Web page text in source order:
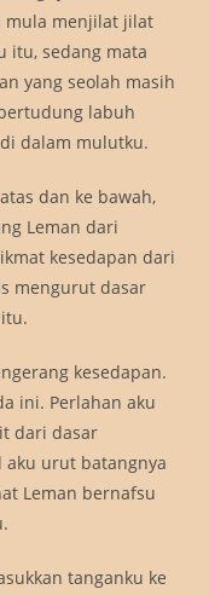
mula menjilat jilat
itu, sedang mata
yang seolah masih
labuh
dalam mulutku.
dan ke bawah,
Leman dari
kesedapan dari
mengurut dasar
kesedapan.
ini. Perlahan aku
dari dasar
aku urut batangnya
Leman bernafsu
tanganku ke